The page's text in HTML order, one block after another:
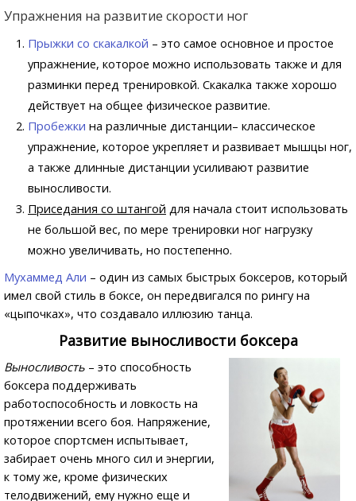
Упражнения на развитие скорости ног
Прыжки со скакалкой – это самое основное и простое
упражнение, которое можно использовать также и для
разминки перед тренировкой. Скакалка также хорошо
действует на общее физическое развитие.
Пробежки на различные дистанции– классическое
упражнение, которое укрепляет и развивает мышцы ног,
а также длинные дистанции усиливают развитие
выносливости.
Приседания со штангой для начала стоит использовать
не большой вес, по мере тренировки ног нагрузку
можно увеличивать, но постепенно.
Мухаммед Али – один из самых быстрых боксеров, который
имел свой стиль в боксе, он передвигался по рингу на
«цыпочках», что создавало иллюзию танца.
Развитие выносливости боксера
Выносливость – это способность
боксера поддерживать
работоспособность и ловкость на
протяжении всего боя. Напряжение,
которое спортсмен испытывает,
забирает очень много сил и энергии,
к тому же, кроме физических
телодвижений, ему нужно еще и